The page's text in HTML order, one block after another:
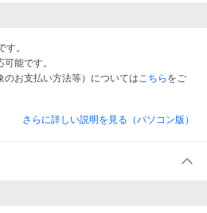
。
能です。
お支払い方法等）についてはこちら をご
さらに詳しい説明を見る（パソコン版）